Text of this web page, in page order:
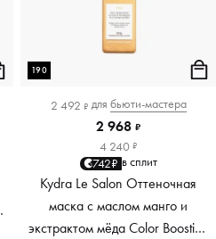
190
2 492 ₽ для бьюти-мастера
2 968 ₽
4 240 ₽
742₽ в сплит
Kydra Le Salon Оттеночная
маска с маслом манго и
экстрактом мёда Color Boosting